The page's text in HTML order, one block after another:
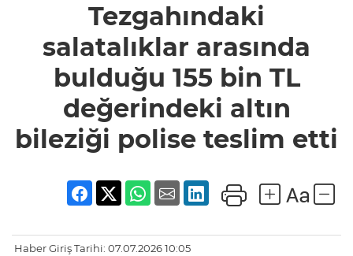
bulduğu 155
bin TL
değerindeki
altın bileziği
etti
Tezgahındaki
salatalıklar arasında
bulduğu 155 bin TL
değerindeki altın
bileziği polise teslim etti
Haber Giriş Tarihi: 07.07.2026 10:05